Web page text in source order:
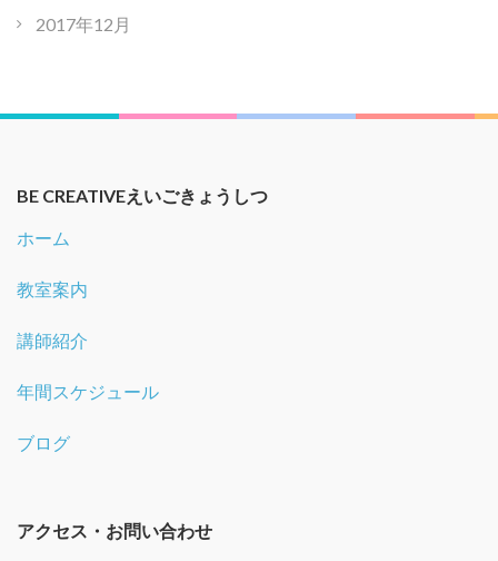
2017年12月
BE CREATIVEえいごきょうしつ
ホーム
教室案内
講師紹介
年間スケジュール
ブログ
アクセス・お問い合わせ